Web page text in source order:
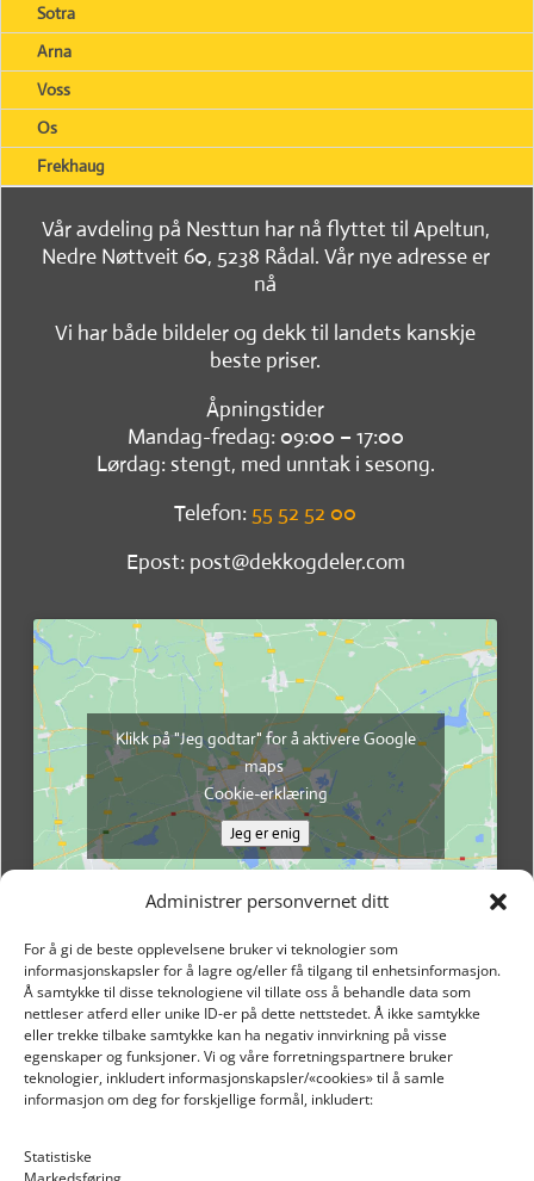
Administrer personvernet ditt
For å gi de beste opplevelsene bruker vi teknologier som
informasjonskapsler for å lagre og/eller få tilgang til enhetsinformasjon.
Å samtykke til disse teknologiene vil tillate oss å behandle data som
nettleser atferd eller unike ID-er på dette nettstedet. Å ikke samtykke
eller trekke tilbake samtykke kan ha negativ innvirkning på visse
egenskaper og funksjoner. Vi og våre forretningspartnere bruker
teknologier, inkludert informasjonskapsler/«cookies» til å samle
informasjon om deg for forskjellige formål, inkludert:
Statistiske
Sotra
Arna
Voss
Os
Frekhaug
Vår avdeling på Nesttun har nå flyttet til Apeltun,
Nedre Nøttveit 60, 5238 Rådal. Vår nye adresse er
nå
Vi har både bildeler og dekk til landets kanskje
beste priser.
Åpningstider
Mandag-fredag: 09:00 – 17:00
Lørdag: stengt, med unntak i sesong.
Telefon: 55 52 52 00
Epost: post@dekkogdeler.com
Klikk på "Jeg godtar" for å aktivere Google
maps
Cookie-erklæring
Jeg er enig